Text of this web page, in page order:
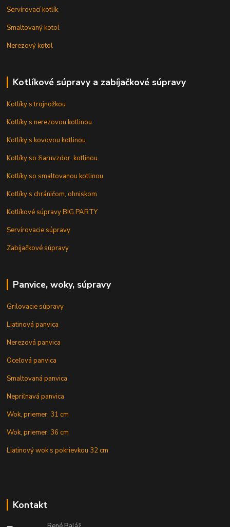
Servírovací kotlík
Smaltovaný kotol
Nerezový kotol
Kotlíkové súpravy a zabíjačkové súpravy
Kotlíky s trojnožkou
Kotlíky s nerezovou kotlinou
Kotlíky s kovovou kotlinou
Kotlíky so žiaruvzdor. kotlinou
Kotlíky so smaltovanou kotlinou
Kotlíky s chráničom, ohniskom
Kotlíkové súpravy BIG PARTY
Servírovacie súpravy
Zabíjačkové súpravy
Panvice, woky, súpravy
Grilovacie súpravy
Liatinová panvica
Nerezová panvica
Oceľová panvica
Smaltovaná panvica
Nepriľnavá panvica
Wok, priemer: 31 cm
Wok, priemer: 36 cm
Liatinový wok s pokrievkou 32 cm
Kontakt